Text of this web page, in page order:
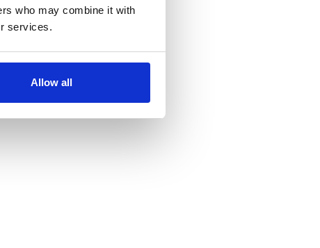
who may combine it with
services.
Allow all